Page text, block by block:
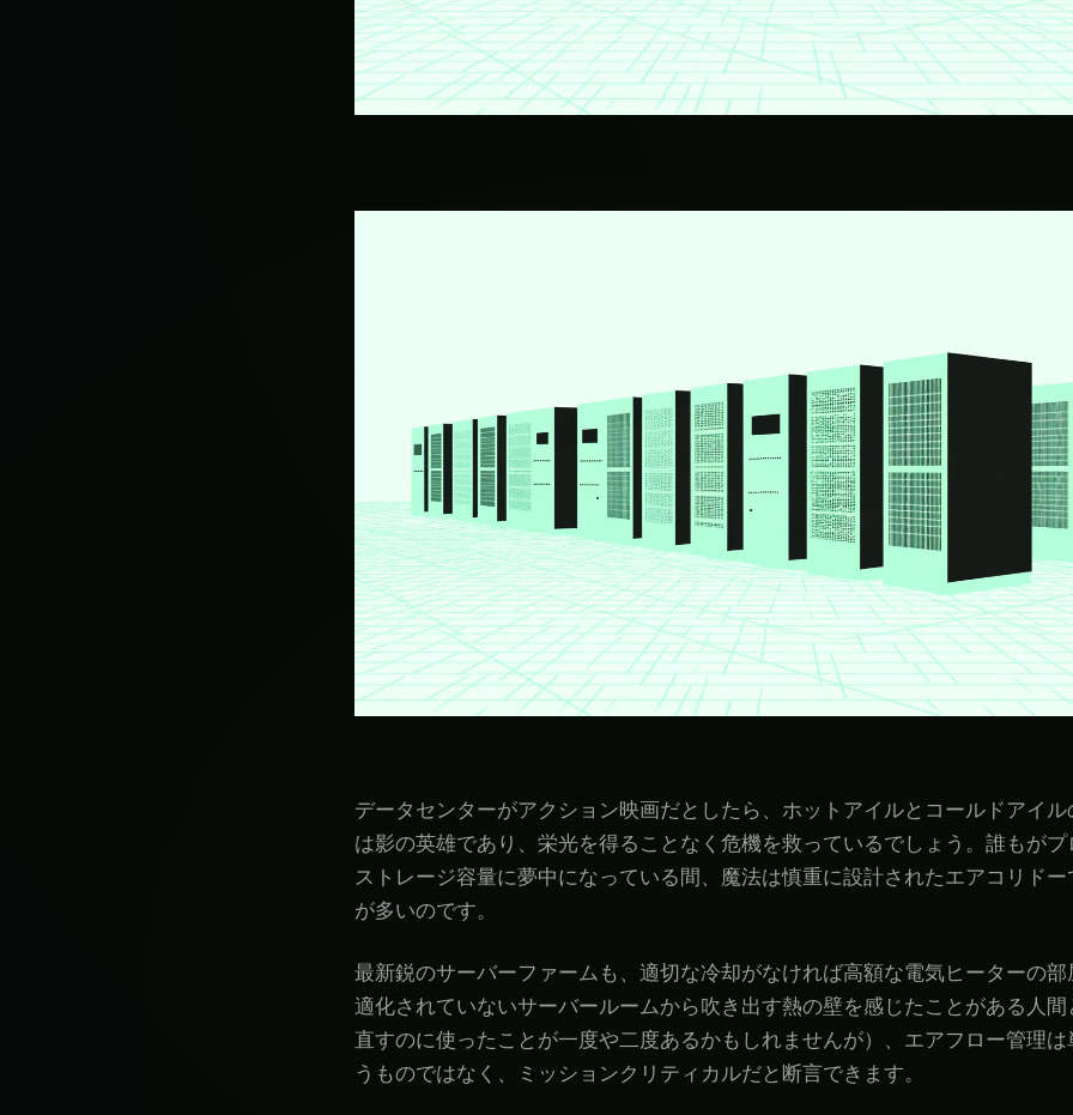
データセンターがアクション映画だとしたら、ホットアイルとコールドアイ
は影の英雄であり、栄光を得ることなく危機を救っているでしょう。誰もが
ストレージ容量に夢中になっている間、魔法は慎重に設計されたエアコリド
が多いのです。
最新鋭のサーバーファームも、適切な冷却がなければ高額な電気ヒーターの
適化されていないサーバールームから吹き出す熱の壁を感じたことがある人
直すのに使ったことが一度や二度あるかもしれませんが）、エアフロー管理
うものではなく、ミッションクリティカルだと断言できます。